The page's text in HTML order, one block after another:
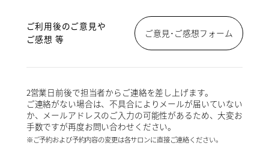
ご利用後のご意見や
ご感想 等
ご意見･ご感想フォーム
2営業日前後で担当者からご連絡を差し上げます。
ご連絡がない場合は、不具合によりメールが届いていない
か、メールアドレスのご入力の可能性があるため、大変お
手数ですが再度お問い合わせください。
※ご予約および予約内容の変更は各サロンに直接ご連絡ください。